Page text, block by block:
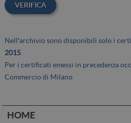
VERIFICA
Nell'archivio sono disponibili solo i
2015
Per i certificati emessi in precedenza
Commercio di Milano
HOME